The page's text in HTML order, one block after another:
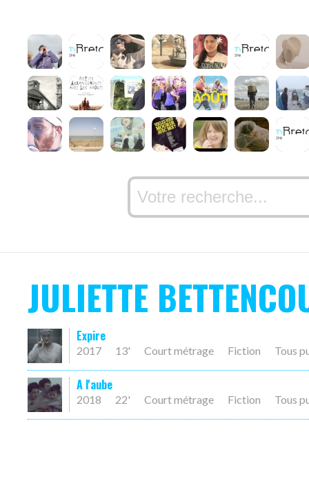
JULIETTE
Expire
2017 13' Court métrage Fiction Tous
A l'aube
2018 22' Court métrage Fiction Tous